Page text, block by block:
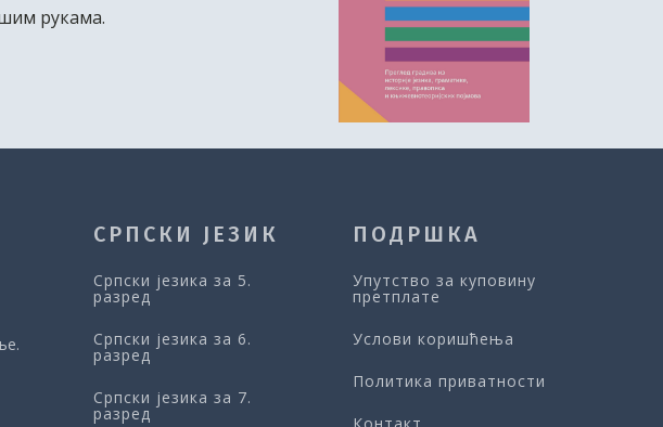
рукама.
СРПСКИ ЈЕЗИК
Српски језика за 5.
разред
Српски језика за 6.
разред
Српски језика за 7.
разред
ПОДРШКА
Упутство за куповину
претплате
Услови коришћења
Политика приватности